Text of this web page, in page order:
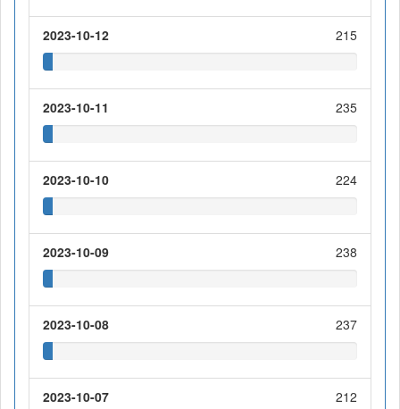
2023-10-12 215
2023-10-11 235
2023-10-10 224
2023-10-09 238
2023-10-08 237
2023-10-07 212